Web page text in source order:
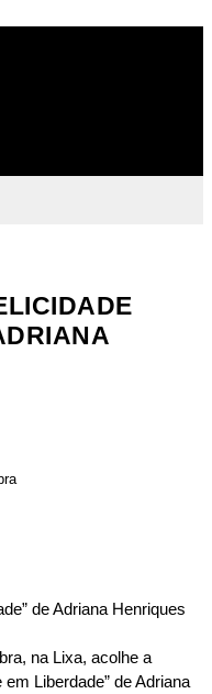
de Adriana Henriques
na Lixa, acolhe a
Liberdade” de Adriana